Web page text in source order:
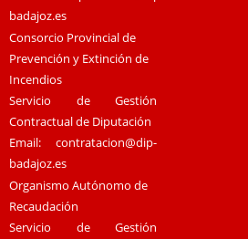
badajoz.es
Consorcio Provincial de
Prevención y Extinción de
Incendios
Servicio de Gestión
Contractual de Diputación
Email:contratacion@dip-
badajoz.es
Organismo Autónomo de
Recaudación
Servicio de Gestión